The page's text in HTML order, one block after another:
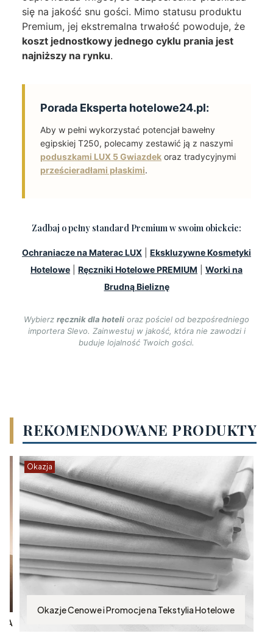
się na jakość snu gości. Mimo statusu produktu
Premium, jej ekstremalna trwałość powoduje, że
koszt jednostkowy jednego cyklu prania jest
najniższy na rynku.
Porada Eksperta hotelowe24.pl:
Aby w pełni wykorzystać potencjał bawełny
egipskiej T250, polecamy zestawić ją z naszymi
poduszkami LUX 5 Gwiazdek oraz tradycyjnymi
prześcieradłami płaskimi.
Zadbaj o pełny standard Premium w swoim obiekcie:
Ochraniacze na Materac LUX
Ekskluzywne Kosmetyki
Hotelowe
Ręczniki Hotelowe PREMIUM
Worki na
Brudną Bieliznę
Wybierz ręcznik dla hoteli oraz pościel od bezpośredniego
importera Slevo. Zainwestuj w jakość, która nie zawodzi i
buduje lojalność Twoich gości.
REKOMENDOWANE PRODUKTY
Okazja
Okazje Cenowe i Promocje na Tekstylia Hotelowe